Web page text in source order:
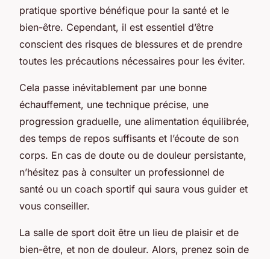
pratique sportive bénéfique pour la santé et le
bien-être. Cependant, il est essentiel d’être
conscient des risques de blessures et de prendre
toutes les précautions nécessaires pour les éviter.
Cela passe inévitablement par une bonne
échauffement, une technique précise, une
progression graduelle, une alimentation équilibrée,
des temps de repos suffisants et l’écoute de son
corps. En cas de doute ou de douleur persistante,
n’hésitez pas à consulter un professionnel de
santé ou un coach sportif qui saura vous guider et
vous conseiller.
La salle de sport doit être un lieu de plaisir et de
bien-être, et non de douleur. Alors, prenez soin de